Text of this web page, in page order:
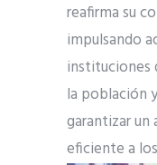
reafirma su
impulsando
instituciones
la población
garantizar un
eficiente a